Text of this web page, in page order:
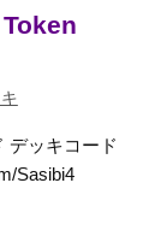
デッキコード
Sasibi4